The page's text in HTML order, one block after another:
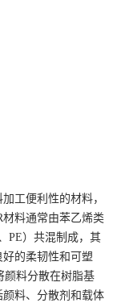
工便利性的材料，
料通常由苯乙烯类
PE）共混制成，其
的柔韧性和可塑
颜料分散在树脂基
料、分散剂和载体